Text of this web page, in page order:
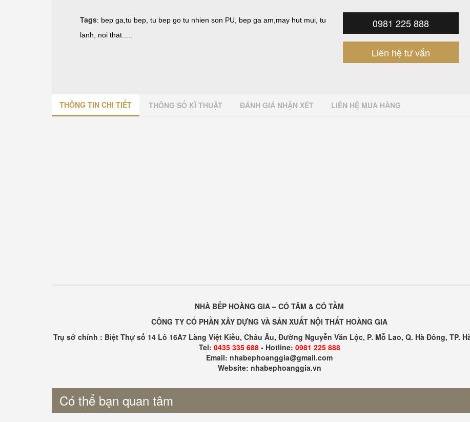
Tags: bep ga tu bep tu bep go tu nhien son PU bep ga am may hut mui tu
lanh
noi that
0981 225 888
Liên hệ tư vấn
THÔNG TIN CHI TIẾT THÔNG SỐ KĨ THUẬT ĐÁNH GIÁ NHẬN XÉT LIÊN HỆ MUA HÀNG
NHÀ BẾP HOÀNG GIA – CÓ TÂM & CÓ TẦM
CÔNG TY CỔ PHẦN XÂY DỰNG VÀ SẢN XUẤT NỘI THẤT HOÀNG GIA
Trụ sở chính : Biệt Thự số 14 Lô 16A7 Làng Việt Kiều, Châu Âu, Đường Nguyễn Văn Lộc, P. Mỗ Lao, Q. Hà Đông, TP.
Tel: 0435 335 688- Hotline: 0981 225 888
Email: nhabephoanggia@gmail.com
Website: nhabephoanggia.vn
Có thể bạn quan tâm